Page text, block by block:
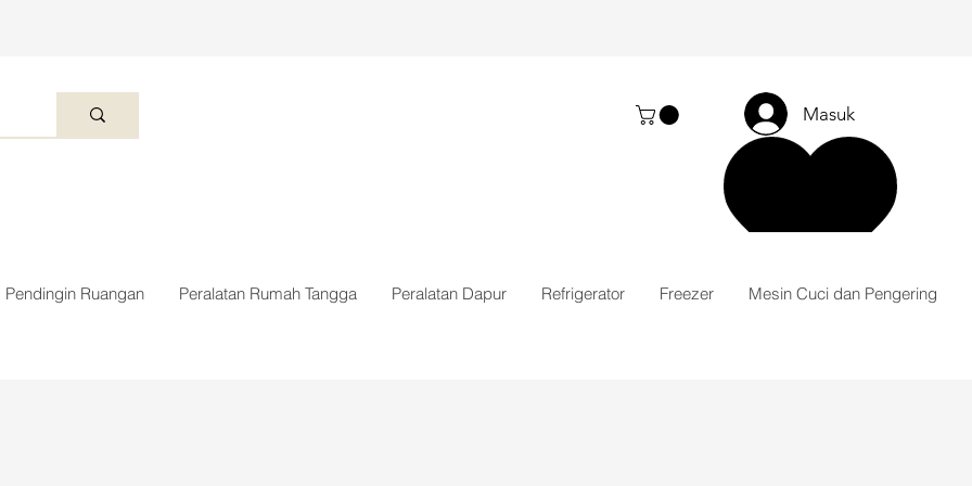
Masuk
Pendingin Ruangan Peralatan Rumah Tangga Peralatan Dapur Refrigerator Freezer Mesin Cuci dan Pengering